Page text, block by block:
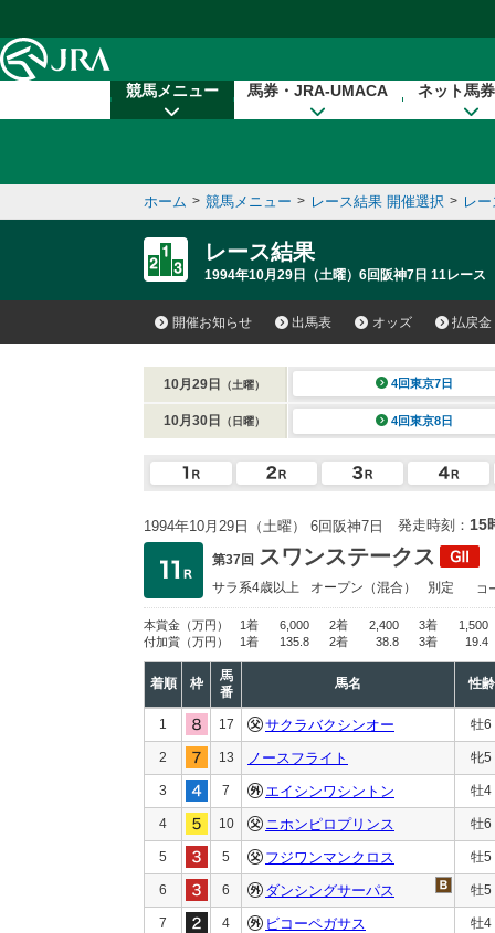
競馬メニュー 馬券・JRA-UMACA ネット馬
ホーム > 競馬メニュー > レース結果 開催選択 > レ
レース結果
1994年10月29日（土曜）6回阪神7日 11レース
開催お知らせ 出馬表 オッズ 払戻金
10月29日 （土曜） 4回東京7日
10月30日 （日曜） 4回東京8日
1994年10月29日（土曜） 6回阪神7日 発走時刻： 15
第37回 スワンステークス
サラ系4歳以上 オープン （混合） 別定 コ
本賞金 （万円） 1着 6,000 2着 2,400 3着
1,500
付加賞 （万円） 1着 135.8 2着 38.8 3着 19.4
着順 枠
馬
番
馬名 性齢
1 17 サクラバクシンオー 牡6
2 13 ノースフライト 牝5
3 7 エイシンワシントン 牡4
4 10 ニホンピロプリンス 牡6
5 5 フジワンマンクロス 牡5
6 6 ダンシングサーパス 牡5
7 4 ビコーペガサス 牡4